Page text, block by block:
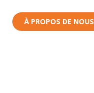
À PROPOS DE NOUS